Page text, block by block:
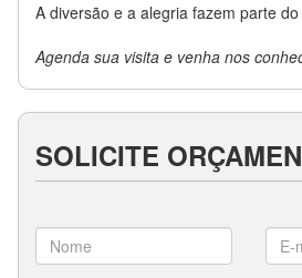
A diversão e a alegria fazem parte
Agenda sua visita e venha nos
SOLICITE